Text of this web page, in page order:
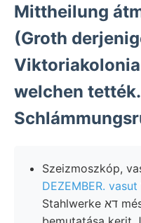
Mittheilung
(Groth
welchen
Szeizmoszkóp,
DEZEMBER. vasut
Stahlwerke דא mésznek alkalmunk